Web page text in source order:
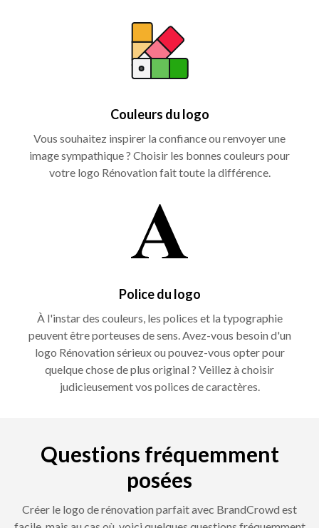
Couleurs du logo
Vous souhaitez inspirer la confiance ou renvoyer une
image sympathique ? Choisir les bonnes couleurs pour
votre logo Rénovation fait toute la différence.
Police du logo
À l'instar des couleurs, les polices et la typographie
peuvent être porteuses de sens. Avez-vous besoin d'un
logo Rénovation sérieux ou pouvez-vous opter pour
quelque chose de plus original ? Veillez à choisir
judicieusement vos polices de caractères.
Questions fréquemment
posées
Créer le logo de rénovation parfait avec BrandCrowd est